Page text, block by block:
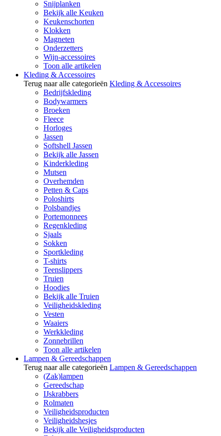
Snijplanken
Bekijk alle Keuken
Keukenschorten
Klokken
Magneten
Onderzetters
Wijn-accessoires
Toon alle artikelen
Kleding & Accessoires
Terug naar alle categorieën Kleding & Accessoires
Bedrijfskleding
Bodywarmers
Broeken
Fleece
Horloges
Jassen
Softshell Jassen
Bekijk alle Jassen
Kinderkleding
Mutsen
Overhemden
Petten & Caps
Poloshirts
Polsbandjes
Portemonnees
Regenkleding
Sjaals
Sokken
Sportkleding
T-shirts
Teenslippers
Truien
Hoodies
Bekijk alle Truien
Veiligheidskleding
Vesten
Waaiers
Werkkleding
Zonnebrillen
Toon alle artikelen
Lampen & Gereedschappen
Terug naar alle categorieën Lampen & Gereedschappen
(Zak)lampen
Gereedschap
IJskrabbers
Rolmaten
Veiligheidsproducten
Veiligheidshesjes
Bekijk alle Veiligheidsproducten